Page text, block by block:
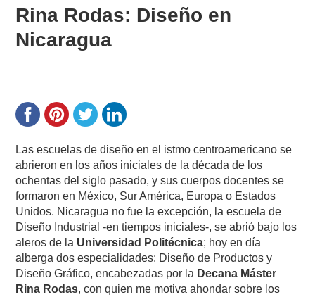
Rina Rodas: Diseño en
Nicaragua
Las escuelas de diseño en el istmo centroamericano se
abrieron en los años iniciales de la década de los
ochentas del siglo pasado, y sus cuerpos docentes se
formaron en México, Sur América, Europa o Estados
Unidos. Nicaragua no fue la excepción, la escuela de
Diseño Industrial -en tiempos iniciales-, se abrió bajo los
aleros de la Universidad Politécnica; hoy en día
alberga dos especialidades: Diseño de Productos y
Diseño Gráfico, encabezadas por la Decana Máster
Rina Rodas, con quien me motiva ahondar sobre los